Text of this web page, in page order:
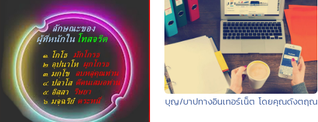
บุญ/บาปทางอินเทอร์เน็ต โดยคุณดังตฤณ